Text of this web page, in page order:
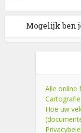
Mogelijk ben
Alle online
Hoe uw